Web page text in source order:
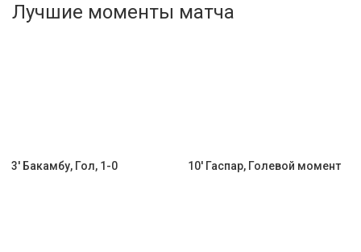
Активировать промокод
Лучшие моменты матча
3' Бакамбу, Гол, 1-0 10' Гаспар, Голевой момент